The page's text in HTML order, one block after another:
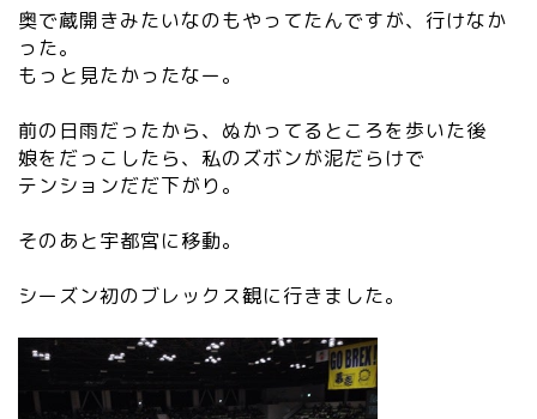
奥で蔵開きみたいなのもやってたんですが、行けなか
った。
もっと見たかったなー。
前の日雨だったから、ぬかってるところを歩いた後
娘をだっこしたら、私のズボンが泥だらけで
テンションだだ下がり。
そのあと宇都宮に移動。
シーズン初のブレックス観に行きました。